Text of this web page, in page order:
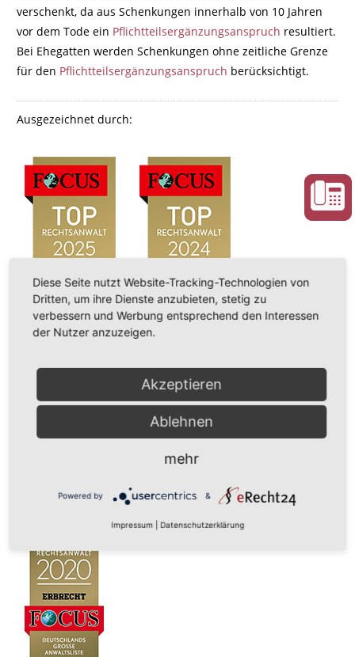
verschenkt, da aus Schenkungen innerhalb von 10 Jahren
vor dem Tode ein Pflichtteilsergänzungsanspruch resultiert.
Bei Ehegatten werden Schenkungen ohne zeitliche Grenze
für den Pflichtteilsergänzungsanspruch berücksichtigt.
Ausgezeichnet durch:
Diese Seite nutzt Website-Tracking-Technologien von
Dritten, um ihre Dienste anzubieten, stetig zu
verbessern und Werbung entsprechend den Interessen
der Nutzer anzuzeigen.
Akzeptieren
Ablehnen
mehr
Powered by &
Impressum Datenschutzerklärung